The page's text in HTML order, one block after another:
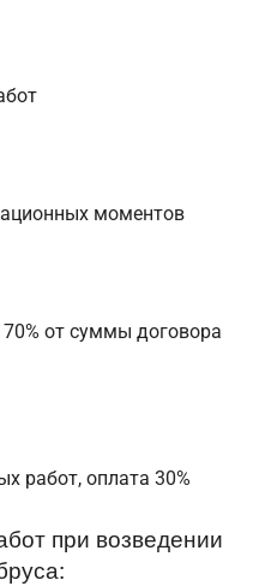
моментов
от суммы договора
работ, оплата 30%
при возведении